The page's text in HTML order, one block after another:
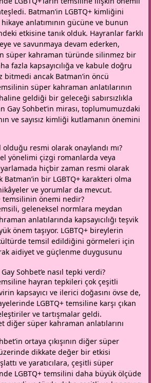
Batman’in LGBTQ+ kimliğini
hikaye anlatımının gücüne ve bunun
etkisine tanık olduk. Hayranlar farklı
ve savunmaya devam ederken,
süper kahraman türünde silinmez bir
fazla kapsayıcılığa ve kabule doğru
ancak Batman’in öncü
süper kahraman anlatılarının
geldiği bir geleceği sabırsızlıkla
Gay Sohbet’in mirası, toplumumuzdaki
ve sayısız kimliği kutlamanın önemini
olduğu resmi olarak onaylandı mı?
yönelimi çizgi romanlarda veya
hiçbir zaman resmi olarak
Batman’in bir LGBTQ+ karakteri olma
hikâyeler ve yorumlar da mevcut.
temsilinin önemi nedir?
geleneksel normlara meydan
anlatılarında kapsayıcılığı teşvik
önem taşıyor. LGBTQ+ bireylerin
temsil edildiğini görmeleri için
aidiyet ve güçlenme duygusunu
Sohbet’e nasıl tepki verdi?
hayran tepkileri çok çeşitli
kapsayıcı ve ilerici doğasını övse de,
LGBTQ+ temsiline karşı çıkan
ve tartışmalar geldi.
diğer süper kahraman anlatılarını
ortaya çıkışının diğer süper
dikkate değer bir etkisi
ve yaratıcılara, çeşitli süper
LGBTQ+ temsilini daha büyük ölçüde